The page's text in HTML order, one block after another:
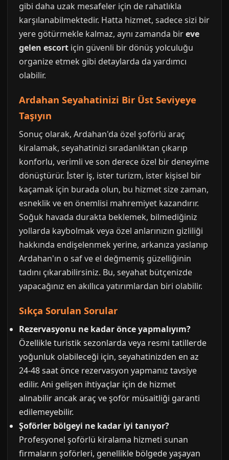
gibi daha uzak mesafeler için de rahatlıkla
karşılanabilmektedir. Hatta hizmet, sadece sizi bir
yere götürmekle kalmaz, aynı zamanda bireve
gelen escort için güvenli bir dönüş yolculuğu
organize etmek gibi detaylarda da yardımcı
olabilir.
Ardahan Seyahatinizi Bir Üst Seviyeye
Taşıyın
Sonuç olarak, Ardahan'da özel şoförlü araç
kiralamak, seyahatinizi sıradanlıktan çıkarıp
konforlu, verimli ve son derece özel bir deneyime
dönüştürür. İster iş, ister turizm, ister kişisel bir
kaçamak için burada olun, bu hizmet size zaman,
esneklik ve en önemlisi mahremiyet kazandırır.
Soğuk havada durakta beklemek, bilmediğiniz
yollarda kaybolmak veya özel anlarınızın gizliliği
hakkında endişelenmek yerine, arkanıza yaslanıp
Ardahan'ın o saf ve el değmemiş güzelliğinin
tadını çıkarabilirsiniz. Bu, seyahat bütçenizde
yapacağınız en akıllıca yatırımlardan biri olabilir.
Sıkça Sorulan Sorular
Rezervasyonu ne kadar önce yapmalıyım?
Özellikle turistik sezonlarda veya resmi tatillerde
yoğunluk olabileceği için, seyahatinizden en az
24-48 saat önce rezervasyon yapmanız tavsiye
edilir. Ani gelişen ihtiyaçlar için de hizmet
alınabilir ancak araç ve şoför müsaitliği garanti
edilemeyebilir.
Şoförler bölgeyi ne kadar iyi tanıyor?
Profesyonel şoförlü kiralama hizmeti sunan
firmaların şoförleri, genellikle bölgede yaşayan